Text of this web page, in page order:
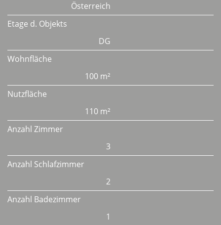
Österreich
Etage d. Objekts
DG
Wohnfläche
100 m²
Nutzfläche
110 m²
Anzahl Zimmer
3
Anzahl Schlafzimmer
2
Anzahl Badezimmer
1